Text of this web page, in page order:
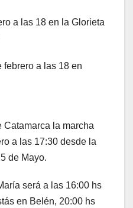
a las 18 en la Glorieta
a las 18 en
Catamarca la marcha
a las 17:30 desde la
de Mayo.
será a las 16:00 hs
en Belén, 20:00 hs